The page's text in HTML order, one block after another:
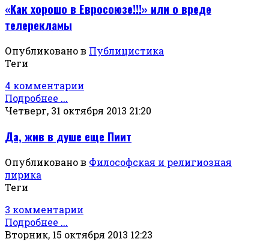
«Как хорошо в Евросоюзе!!!» или о вреде
телерекламы
Опубликовано в Публицистика
Теги
4 комментарии
Подробнее ...
Четверг, 31 октября 2013 21:20
Да, жив в душе еще Пиит
Опубликовано в Философская и религиозная
лирика
Теги
3 комментарии
Подробнее ...
Вторник, 15 октября 2013 12:23